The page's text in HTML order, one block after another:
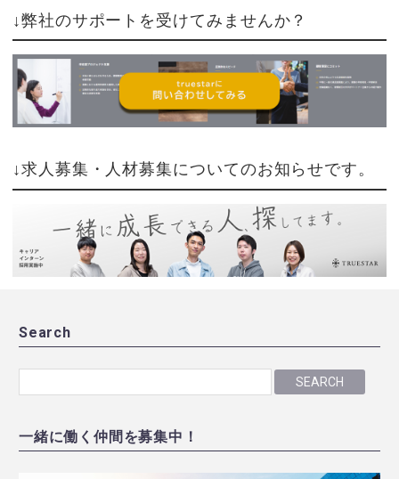
↓弊社のサポートを受けてみませんか？
↓求人募集・人材募集についてのお知らせです。
Search
SEARCH
一緒に働く仲間を募集中！